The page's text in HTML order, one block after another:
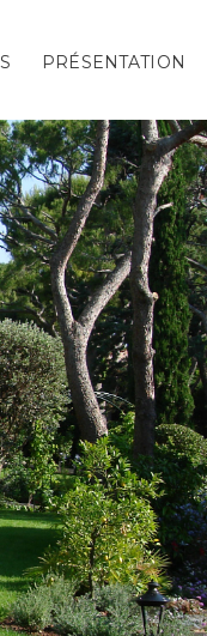
PRÉSENTATION